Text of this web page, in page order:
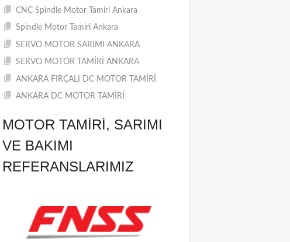
CNC Spindle Motor Tamiri Ankara
Spindle Motor Tamiri Ankara
SERVO MOTOR SARIMI ANKARA
SERVO MOTOR TAMİRİ ANKARA
ANKARA FIRÇALI DC MOTOR TAMİRİ
ANKARA DC MOTOR TAMİRİ
MOTOR TAMIRI, SARIMI
VE BAKIMI
REFERANSLARIMIZ